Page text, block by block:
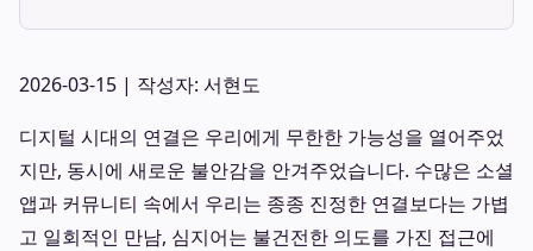
2026-03-15 | 작성자: 서현도
디지털 시대의 연결은 우리에게 무한한 가능성을 열어주었
지만, 동시에 새로운 불안감을 안겨주었습니다. 수많은 소셜
앱과 커뮤니티 속에서 우리는 종종 진정한 연결보다는 가볍
고 일회적인 만남, 심지어는 불건전한 의도를 가진 접근에